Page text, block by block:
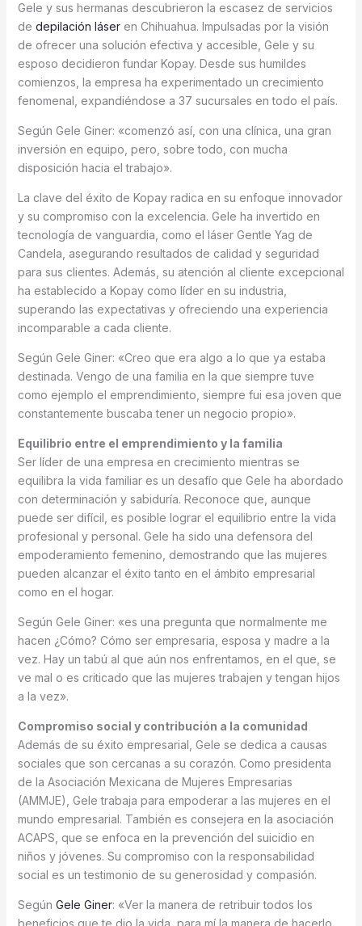
Gele y sus hermanas descubrieron la escasez de servicios
de depilación láseren Chihuahua. Impulsadas por la visión
de ofrecer una solución efectiva y accesible, Gele y su
esposo decidieron fundar Kopay. Desde sus humildes
comienzos, la empresa ha experimentado un crecimiento
fenomenal, expandiéndose a 37 sucursales en todo el país.
Según Gele Giner: «comenzó así, con una clínica, una gran
inversión en equipo, pero, sobre todo, con mucha
disposición hacia el trabajo».
La clave del éxito de Kopay radica en su enfoque innovador
y su compromiso con la excelencia. Gele ha invertido en
tecnología de vanguardia, como el láser Gentle Yag de
Candela, asegurando resultados de calidad y seguridad
para sus clientes. Además, su atención al cliente excepcional
ha establecido a Kopay como líder en su industria,
superando las expectativas y ofreciendo una experiencia
incomparable a cada cliente.
Según Gele Giner: «Creo que era algo a lo que ya estaba
destinada. Vengo de una familia en la que siempre tuve
como ejemplo el emprendimiento, siempre fui esa joven que
constantemente buscaba tener un negocio propio».
Equilibrio entre el emprendimiento y la familia
Ser líder de una empresa en crecimiento mientras se
equilibra la vida familiar es un desafío que Gele ha abordado
con determinación y sabiduría. Reconoce que, aunque
puede ser difícil, es posible lograr el equilibrio entre la vida
profesional y personal. Gele ha sido una defensora del
empoderamiento femenino, demostrando que las mujeres
pueden alcanzar el éxito tanto en el ámbito empresarial
como en el hogar.
Según Gele Giner: «es una pregunta que normalmente me
hacen ¿Cómo? Cómo ser empresaria, esposa y madre a la
vez. Hay un tabú al que aún nos enfrentamos, en el que, se
ve mal o es criticado que las mujeres trabajen y tengan hijos
a la vez».
Compromiso social y contribución a la comunidad
Además de su éxito empresarial, Gele se dedica a causas
sociales que son cercanas a su corazón. Como presidenta
de la Asociación Mexicana de Mujeres Empresarias
(AMMJE), Gele trabaja para empoderar a las mujeres en el
mundo empresarial. También es consejera en la asociación
ACAPS, que se enfoca en la prevención del suicidio en
niños y jóvenes. Su compromiso con la responsabilidad
social es un testimonio de su generosidad y compasión.
Según Gele Giner: «Ver la manera de retribuir todos los